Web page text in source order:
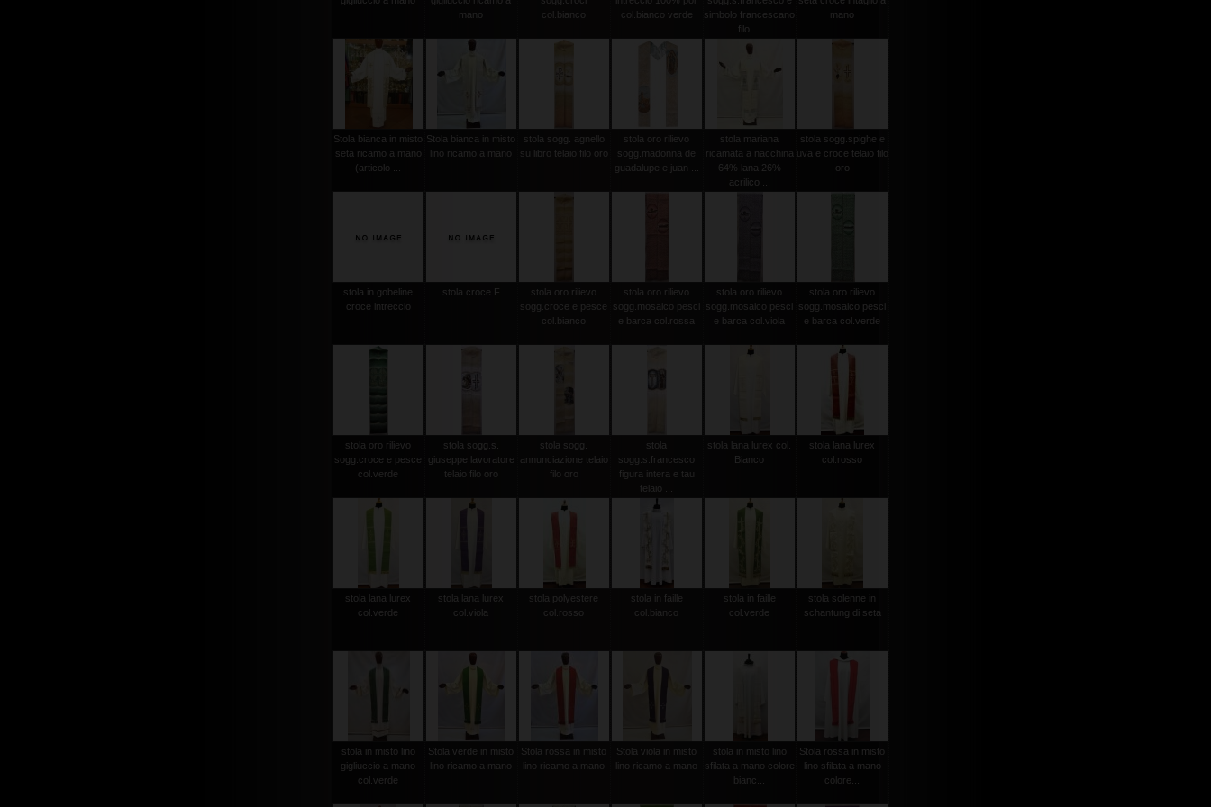
mano
col.bianco
col.bianco verde
simbolo francescano
filo ...
mano
Stola bianca in misto
seta ricamo a mano
(articolo ...
Stola bianca in misto
lino ricamo a mano
stola sogg. agnello
su libro telaio filo oro
stola oro rilievo
sogg.madonna de
guadalupe e juan ...
stola mariana
ricamata a nacchina
64% lana 26%
acrilico ...
stola sogg.spighe e
uva e croce telaio filo
oro
stola in gobeline
croce intreccio
stola croce F
stola oro rilievo
sogg.croce e pesce
col.bianco
stola oro rilievo
sogg.mosaico pesci
e barca col.rossa
stola oro rilievo
sogg.mosaico pesci
e barca col.viola
stola oro rilievo
sogg.mosaico pesci
e barca col.verde
stola oro rilievo
sogg.croce e pesce
col.verde
stola sogg.s.
giuseppe lavoratore
telaio filo oro
stola sogg.
annunciazione telaio
filo oro
stola
sogg.s.francesco
figura intera e tau
telaio ...
stola lana lurex col.
Bianco
stola lana lurex
col.rosso
stola lana lurex
col.verde
stola lana lurex
col.viola
stola polyestere
col.rosso
stola in faille
col.bianco
stola in faille
col.verde
stola solenne in
schantung di seta
stola in misto lino
gigliuccio a mano
col.verde
Stola verde in misto
lino ricamo a mano
Stola rossa in misto
lino ricamo a mano
Stola viola in misto
lino ricamo a mano
stola in misto lino
sfilata a mano colore
bianc...
Stola rossa in misto
lino sfilata a mano
colore...